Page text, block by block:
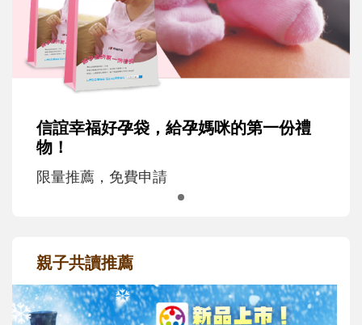
信誼幸福好孕袋，給孕媽咪的第一份禮
物！
限量推薦，免費申請
親子共讀推薦